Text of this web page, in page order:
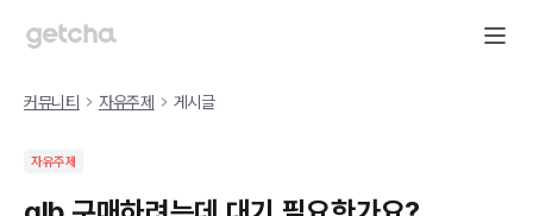
커뮤니티 자유주제 게시글
자유주제